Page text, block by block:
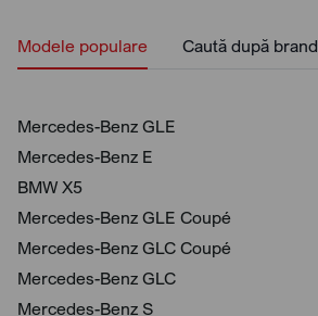
Modele populare Caută după brand
Mercedes-Benz GLE
Mercedes-Benz E
BMW X5
Mercedes-Benz GLE Coupé
Mercedes-Benz GLC Coupé
Mercedes-Benz GLC
Mercedes-Benz S